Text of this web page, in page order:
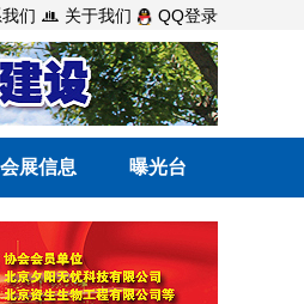
们  关于我们 QQ登录
会展信息 曝光台